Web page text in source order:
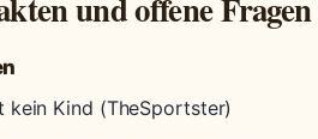
kein Kind (TheSportster)